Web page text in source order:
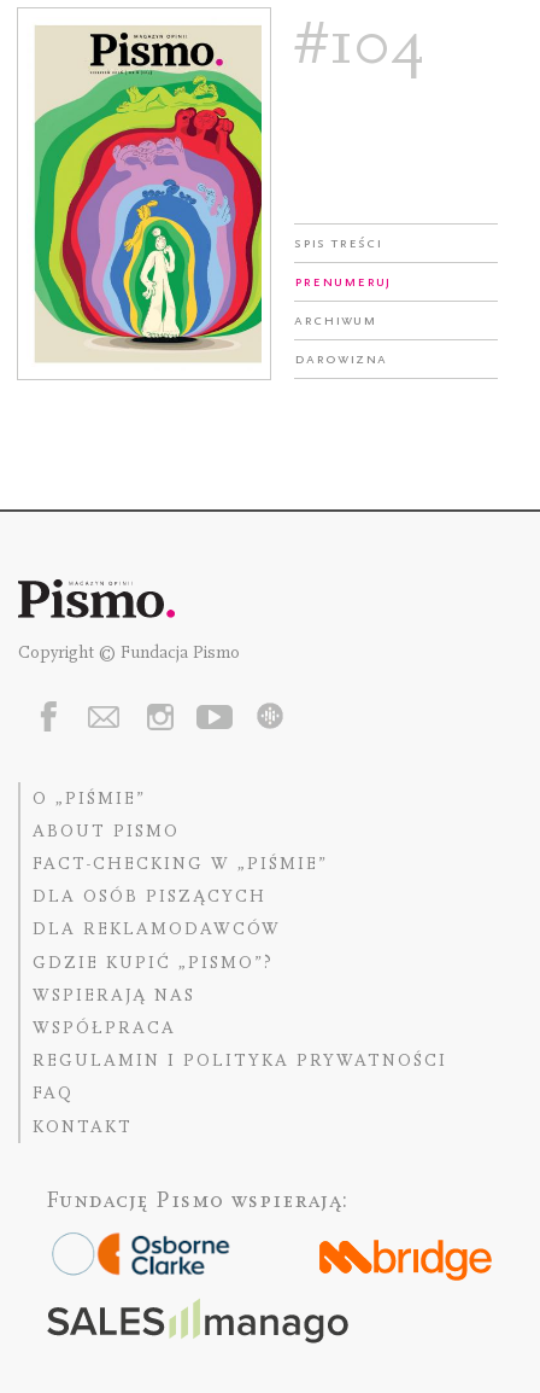
#104
Spis treści
Prenumeruj
Archiwum
Darowizna
Copyright © Fundacja Pismo
O „PIŚMIE”
ABOUT PISMO
FACT-CHECKING W „PIŚMIE”
DLA OSÓB PISZĄCYCH
DLA REKLAMODAWCÓW
GDZIE KUPIĆ „PISMO”?
WSPIERAJĄ NAS
WSPÓŁPRACA
REGULAMIN I POLITYKA PRYWATNOŚCI
FAQ
KONTAKT
Fundację Pismo wspierają: